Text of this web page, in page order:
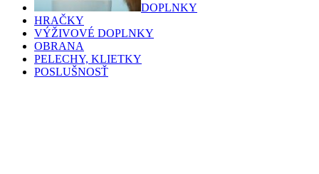
DOPLNKY
HRAČKY
VÝŽIVOVÉ DOPLNKY
OBRANA
PELECHY, KLIETKY
POSLUŠNOSŤ